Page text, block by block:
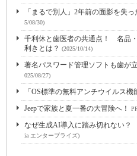
「まるで別人」2年前の面影を失
5/08/30)
千利休と歯医者の共通点！ 名品
利きとは？ (2025/10/14)
著名パスワード管理ソフトも歯が
025/08/27)
「OS標準の無料アンチウイルス
Jeepで家族と夏一番の大冒険へ！
なぜ生成AI導入に踏み切れない
ia エンタープライズ)